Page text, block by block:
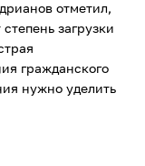
отметил,
загрузки
гражданского
нужно уделить